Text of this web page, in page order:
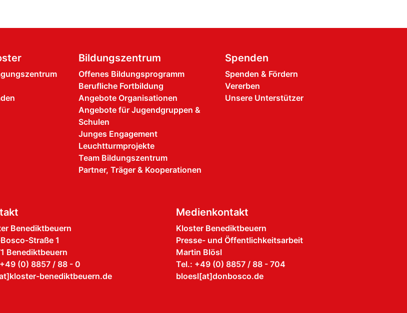
Bildungszentrum
Offenes Bildungsprogramm
Berufliche Fortbildung
Angebote Organisationen
Angebote für Jugendgruppen &
Schulen
Junges Engagement
Leuchtturmprojekte
Team Bildungszentrum
Partner, Träger & Kooperationen
Spenden
Spenden & Fördern
Vererben
Unsere Unterstützer
Benediktbeuern
Straße 1
Benediktbeuern
(0) 8857 / 88 - 0
benediktbeuern.de
Medienkontakt
Kloster Benediktbeuern
Presse- und Öffentlichkeitsarbeit
Martin Blösl
Tel.: +49 (0) 8857 / 88 - 704
bloesl[at]donbosco.de